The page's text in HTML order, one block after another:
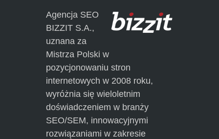
Agencja SEO
BIZZIT S.A.,
uznana za
Mistrza Polski w
pozycjonowaniu stron
internetowych w 2008 roku,
wyróżnia się wieloletnim
doświadczeniem w branży
SEO/SEM, innowacyjnymi
rozwiązaniami w zakresie